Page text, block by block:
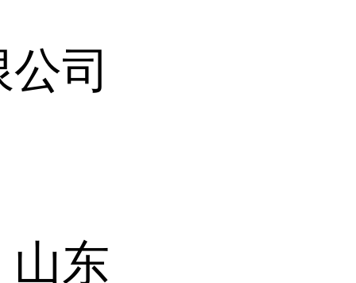
司
山东